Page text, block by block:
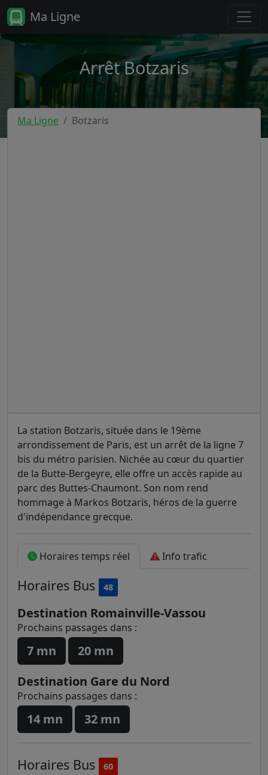
Ma Ligne
Arrêt Botzaris
Ma Ligne Botzaris
La station Botzaris, située dans le 19ème
arrondissement de Paris, est un arrêt de la ligne 7
bis du métro parisien. Nichée au cœur du quartier
de la Butte-Bergeyre, elle offre un accès rapide au
parc des Buttes-Chaumont. Son nom rend
hommage à Markos Botzaris, héros de la guerre
d'indépendance grecque.
Horaires temps réel Info trafic
Horaires Bus 48
Destination Romainville-Vassou
Prochains passages dans :
7 mn
20 mn
Destination Gare du Nord
Prochains passages dans :
14 mn 32 mn
Horaires Bus 60